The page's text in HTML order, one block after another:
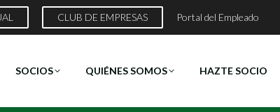
CLUB DE EMPRESAS Portal del Empleado
SOCIOS QUIÉNES SOMOS HAZTE SOCIO